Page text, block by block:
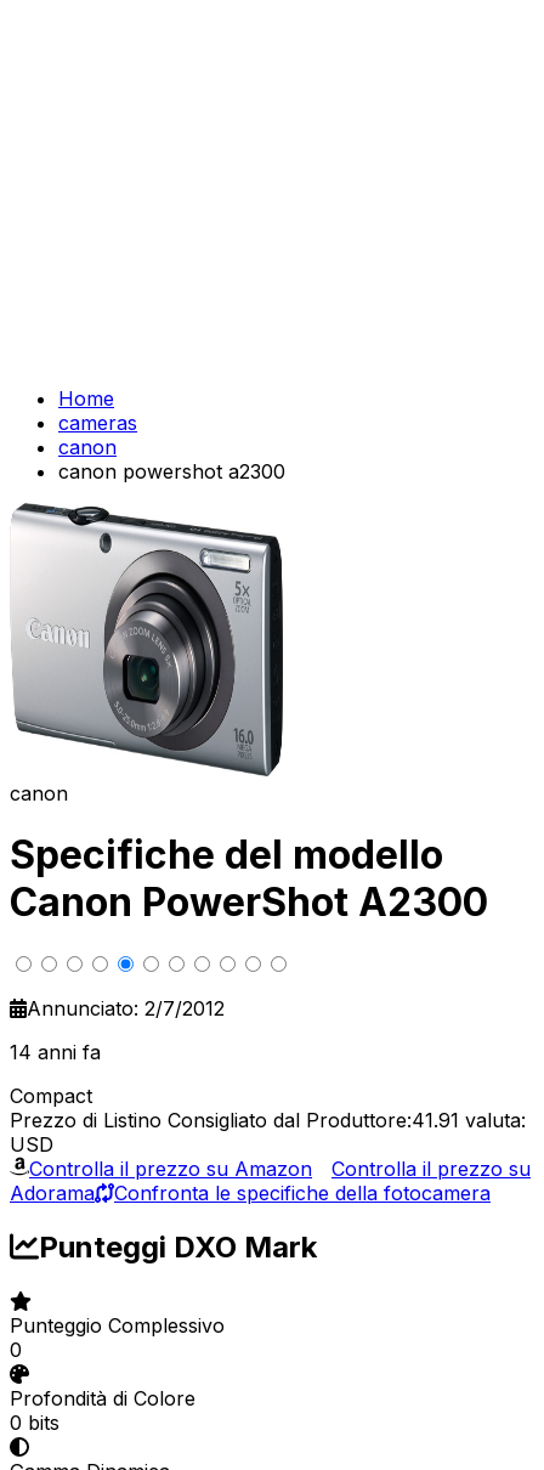
Home
cameras
canon
canon powershot a2300
canon
Specifiche del modello
Canon PowerShot A2300
Annunciato: 2/7/2012
14 anni fa
Compact
Prezzo di Listino Consigliato dal Produttore:41.91 valuta:
USD
Controlla il prezzo su Amazon
Controlla il prezzo su
Adorama
Confronta le specifiche della fotocamera
Punteggi DXO Mark
Punteggio Complessivo
0
Profondità di Colore
0 bits